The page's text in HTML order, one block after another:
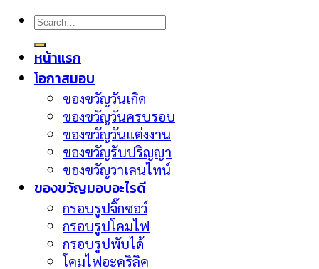
หน้าแรก
โอกาสมอบ
ของขวัญวันเกิด
ของขวัญวันครบรอบ
ของขวัญวันแต่งงาน
ของขวัญรับปริญญา
ของขวัญวาเลนไทน์
ของขวัญมอบอะไรดี
กรอบรูปจิ๊กซอว์
กรอบรูปโคมไฟ
กรอบรูปพับได้
โคมไฟอะคริลิค